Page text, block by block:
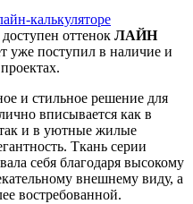
калькуляторе
оттенок ЛАЙН
уже поступил в наличие и
и стильное решение для
вписывается как в
и в уютные жилые
Ткань серии
себя благодаря высокому
внешнему виду, а
востребованной.